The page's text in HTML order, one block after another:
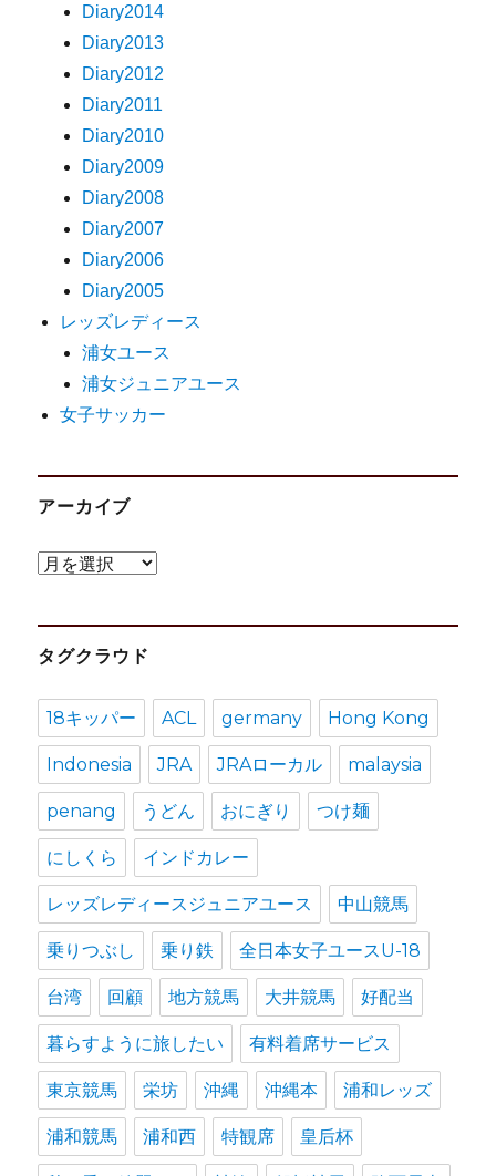
Diary2014
Diary2013
Diary2012
Diary2011
Diary2010
Diary2009
Diary2008
Diary2007
Diary2006
Diary2005
レッズレディース
浦女ユース
浦女ジュニアユース
女子サッカー
アーカイブ
ア
カ
イ
タグクラウド
18キッパー ACL germany Hong Kong
Indonesia JRA JRAローカル malaysia
penang うどん おにぎり つけ麺
にしくら インドカレー
レッズレディースジュニアユース 中山競馬
乗りつぶし 乗り鉄 全日本女子ユースU-18
台湾 回顧 地方競馬 大井競馬 好配当
暮らすように旅したい 有料着席サービス
東京競馬 栄坊 沖縄 沖縄本 浦和レッズ
浦和競馬 浦和西 特観席 皇后杯